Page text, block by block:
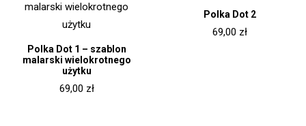
Polka Dot 1 – szablon
malarski wielokrotnego
użytku
69,00 zł
Polka Dot 2
69,00 zł